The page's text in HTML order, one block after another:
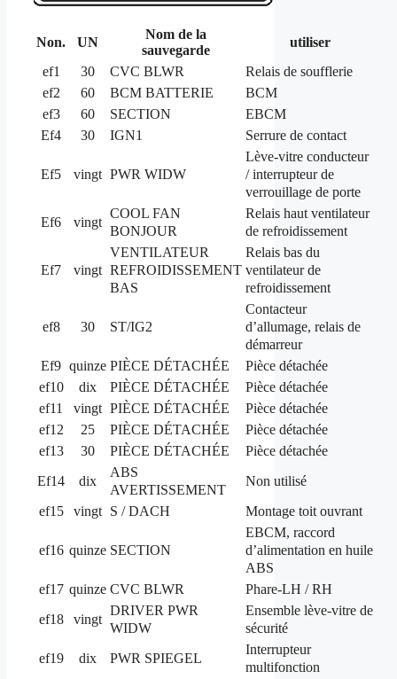
Non. UN
Nom de la
sauvegarde
utiliser
ef1
30 CVC BLWR
Relais de soufflerie
ef2
60 BCM BATTERIE
BCM
ef3
60 SECTION
EBCM
Ef4
30 IGN1 Serrure de contact
Ef5 vingt PWR WIDW
Lève-vitre conducteur
/ interrupteur de
verrouillage de porte
Ef6 vingt
COOL FAN
BONJOUR
Relais haut ventilateur
de refroidissement
Ef7 vingt
VENTILATEUR
REFROIDISSEMENT
BAS
Relais bas du
ventilateur de
refroidissement
ef8 30 ST/IG2
Contacteur
d’allumage, relais de
démarreur
Ef9 quinze PIÈCE DÉTACHÉE
Pièce détachée
ef10
dix PIÈCE DÉTACHÉE
Pièce détachée
ef11
vingt PIÈCE DÉTACHÉE
Pièce détachée
ef12
25 PIÈCE DÉTACHÉE
Pièce détachée
ef13
30 PIÈCE DÉTACHÉE
Pièce détachée
Ef14
dix
ABS
AVERTISSEMENT
Non utilisé
ef15
vingt S / DACH Montage toit ouvrant
ef16 quinze SECTION
EBCM, raccord
d’alimentation en huile
ABS
ef17 quinze CVC BLWR
Phare-LH / RH
ef18
vingt
DRIVER PWR
WIDW
Ensemble lève-vitre de
sécurité
ef19 dix PWR SPIEGEL
Interrupteur
multifonction